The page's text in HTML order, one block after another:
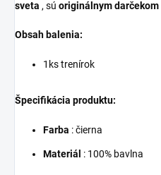
sveta , sú originálnym darčekom
Obsah balenia:
1ks trenírok
Špecifikácia produktu:
Farba : čierna
Materiál : 100% bavlna